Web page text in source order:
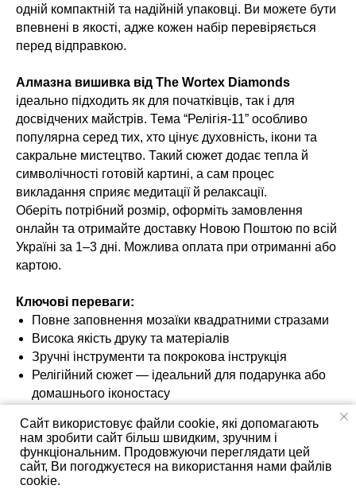
одній компактній та надійній упаковці. Ви можете бути
впевнені в якості, адже кожен набір перевіряється
перед відправкою.
Алмазна вишивка від The Wortex Diamonds
ідеально підходить як для початківців, так і для
досвідчених майстрів. Тема “Релігія‑11” особливо
популярна серед тих, хто цінує духовність, ікони та
сакральне мистецтво. Такий сюжет додає тепла й
символічності готовій картині, а сам процес
викладання сприяє медитації й релаксації.
Оберіть потрібний розмір, оформіть замовлення
онлайн та отримайте доставку Новою Поштою по всій
Україні за 1–3 дні. Можлива оплата при отриманні або
картою.
Ключові переваги:
Повне заповнення мозаїки квадратними стразами
Висока якість друку та матеріалів
Зручні інструменти та покрокова інструкція
Релігійний сюжет — ідеальний для подарунка або
домашнього іконостасу
Не зволікайте — замовте алмазну вишивку
“Релігія‑11” вже сьогодніта відчуйте задоволення
від створення краси власними руками!
Сайт використовує файли cookie, які допомагають
нам зробити сайт більш швидким, зручним і
функціональним. Продовжуючи переглядати цей
сайт, Ви погоджуєтеся на використання нами файлів
cookie.